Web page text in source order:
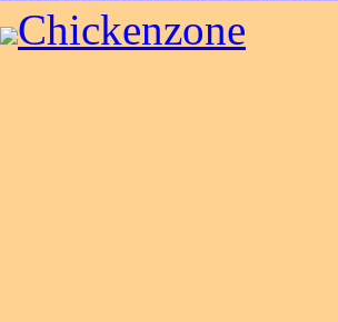
Chickenzone